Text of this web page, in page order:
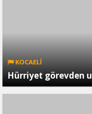
KOCAELİ
Hürriyet görevden